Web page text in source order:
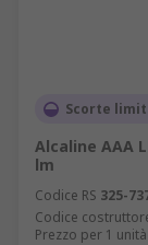
Scorte
Alcaline AAA
lm
Codice RS 325-
Codice
Prezzo per 1 unità